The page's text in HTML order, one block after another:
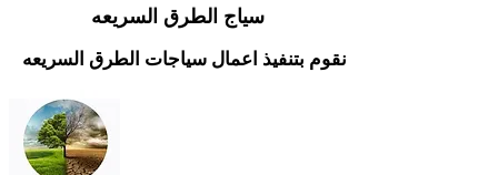
سياج الطرق السريعه
نقوم بتنفيذ اعمال سياجات الطرق السريعه